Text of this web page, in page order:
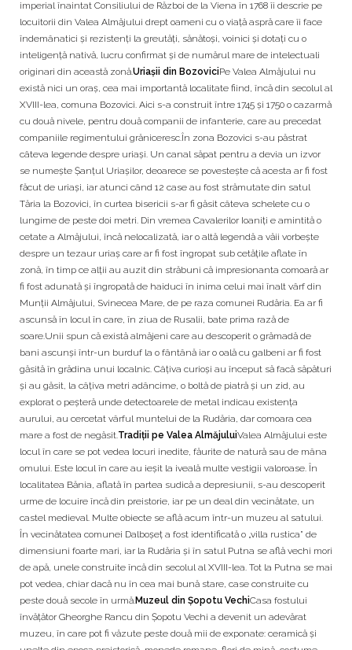
imperial înaintat Consiliului de Război de la Viena în 1768 îi descrie pe
locuitorii din Valea Almăjului drept oameni cu o viață aspră care îi face
îndemânatici și rezistenți la greutăți, sănătoși, voinici și dotați cu o
inteligență nativă, lucru confirmat și de numărul mare de intelectuali
originari din această zonă.Uriașii din BozoviciPe Valea Almăjului nu
există nici un oraș, cea mai importantă localitate fiind, încă din secolul al
XVIII-lea, comuna Bozovici. Aici s-a construit între 1745 și 1750 o cazarmă
cu două nivele, pentru două companii de infanterie, care au precedat
companiile regimentului grăniceresc.În zona Bozovici s-au păstrat
câteva legende despre uriași. Un canal săpat pentru a devia un izvor
se numește Șanțul Uriașilor, deoarece se povestește că acesta ar fi fost
făcut de uriași, iar atunci când 12 case au fost strămutate din satul
Tăria la Bozovici, în curtea bisericii s-ar fi găsit câteva schelete cu o
lungime de peste doi metri. Din vremea Cavalerilor Ioaniți e amintită o
cetate a Almăjului, încă nelocalizată, iar o altă legendă a văii vorbește
despre un tezaur uriaș care ar fi fost îngropat sub cetățile aflate în
zonă, în timp ce alții au auzit din străbuni că impresionanta comoară ar
fi fost adunată și îngropată de haiduci în inima celui mai înalt vârf din
Munții Almăjului, Svinecea Mare, de pe raza comunei Rudăria. Ea ar fi
ascunsă în locul în care, în ziua de Rusalii, bate prima rază de
soare.Unii spun că există almăjeni care au descoperit o grămadă de
bani ascunși într-un burduf la o fântână iar o oală cu galbeni ar fi fost
găsită în grădina unui localnic. Câțiva curioși au început să facă săpături
și au găsit, la câțiva metri adâncime, o boltă de piatră și un zid, au
explorat o peșteră unde detectoarele de metal indicau existența
aurului, au cercetat vârful muntelui de la Rudăria, dar comoara cea
mare a fost de negăsit.Tradiții pe Valea AlmăjuluiValea Almăjului este
locul în care se pot vedea locuri inedite, făurite de natură sau de mâna
omului. Este locul în care au ieșit la iveală multe vestigii valoroase. În
localitatea Bănia, aflată în partea sudică a depresiunii, s-au descoperit
urme de locuire încă din preistorie, iar pe un deal din vecinătate, un
castel medieval. Multe obiecte se află acum într-un muzeu al satului.
În vecinătatea comunei Dalboșeț a fost identificată o „villa rustica” de
dimensiuni foarte mari, iar la Rudăria și în satul Putna se află vechi mori
de apă, unele construite încă din secolul al XVIII-lea. Tot la Putna se mai
pot vedea, chiar dacă nu în cea mai bună stare, case construite cu
peste două secole în urmă.Muzeul din Șopotu VechiCasa fostului
învățător Gheorghe Rancu din Șopotu Vechi a devenit un adevărat
muzeu, în care pot fi văzute peste două mii de exponate: ceramică și